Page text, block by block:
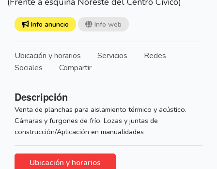
Info anuncio Info web
Ubicación y horarios Servicios
Redes
Sociales
Compartir
Descripción
Venta de planchas para aislamiento térmico y acústico.
Cámaras y furgones de frío. Lozas y juntas de
construcción/Aplicación en manualidades
Ubicación y horarios